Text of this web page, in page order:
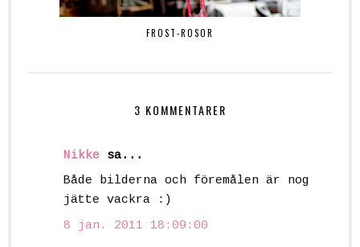
FROST-ROSOR
3 KOMMENTARER
Nikke sa...
Både bilderna och föremålen är nog
jätte vackra :)
8 jan. 2011 18:09:00